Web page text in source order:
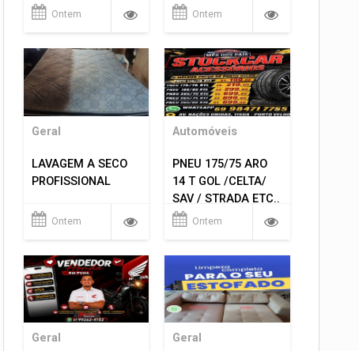
Ontem Ontem
Geral
LAVAGEM A SECO
PROFISSIONAL
Ontem
Automóveis
PNEU 175/75 ARO
14 T GOL /CELTA/
SAV / STRADA ETC..
R$ 219,99
Ontem
Geral Geral